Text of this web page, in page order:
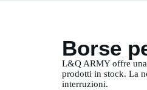
Borse
L&Q ARMY offre una
prodotti in stock. La
interruzioni.